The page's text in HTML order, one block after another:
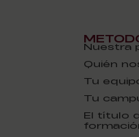
Nuestra
Quién
Tu
Tu
El título